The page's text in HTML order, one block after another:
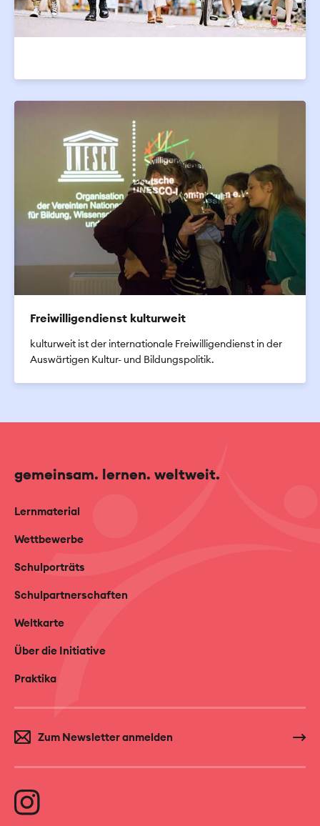
Freiwilligendienst kulturweit
kulturweit ist der internationale Freiwilligendienst in der
Auswärtigen Kultur- und Bildungspolitik.
gemeinsam. lernen. weltweit.
Lernmaterial
Wettbewerbe
Schulporträts
Schulpartnerschaften
Weltkarte
Über die Initiative
Praktika
Zum Newsletter anmelden